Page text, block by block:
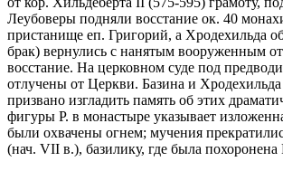
Леубоверы подняли восстание ок. 40
пристанище еп. Григорий, а Хродехильда
брак) вернулись с нанятым вооруженным
восстание. На церковном суде под
отлучены от Церкви. Базина и
призвано изгладить память об этих
фигуры Р. в монастыре указывает
были охвачены огнем; мучения
(нач. VII в.), базилику, где была